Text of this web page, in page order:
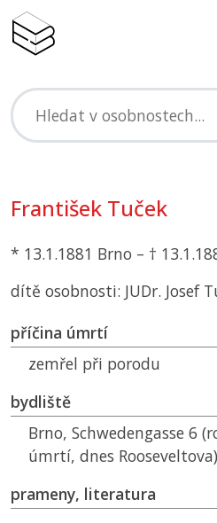
František Tuček
* 13.1.1881 Brno – †
dítě osobnosti: JUDr. Josef
příčina úmrtí
zemřel při porodu
bydliště
Brno, Schwedengasse 6
úmrtí, dnes Rooseveltova)
prameny, literatura